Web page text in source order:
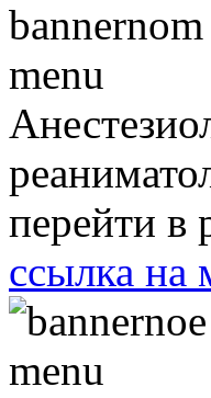
перейти в
ссылка на